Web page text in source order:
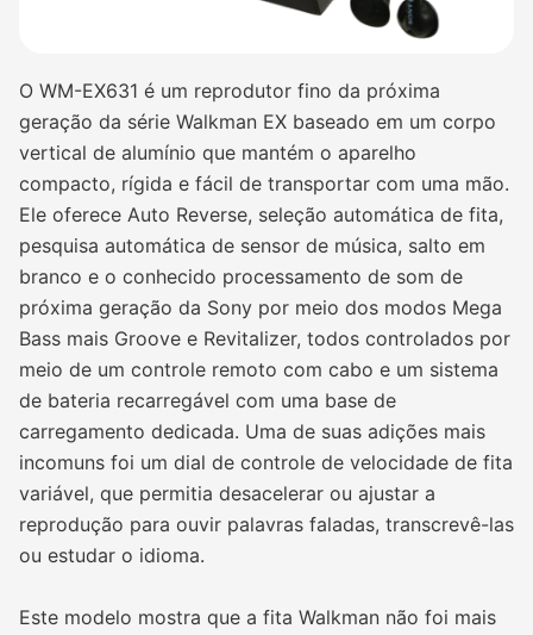
O WM-EX631 é um reprodutor fino da próxima
geração da série Walkman EX baseado em um corpo
vertical de alumínio que mantém o aparelho
compacto, rígida e fácil de transportar com uma mão.
Ele oferece Auto Reverse, seleção automática de fita,
pesquisa automática de sensor de música, salto em
branco e o conhecido processamento de som de
próxima geração da Sony por meio dos modos Mega
Bass mais Groove e Revitalizer, todos controlados por
meio de um controle remoto com cabo e um sistema
de bateria recarregável com uma base de
carregamento dedicada. Uma de suas adições mais
incomuns foi um dial de controle de velocidade de fita
variável, que permitia desacelerar ou ajustar a
reprodução para ouvir palavras faladas, transcrevê-las
ou estudar o idioma.
Este modelo mostra que a fita Walkman não foi mais